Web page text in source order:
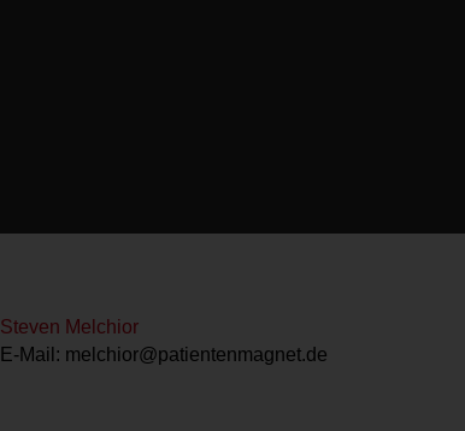
Steven Melchior
E-Mail: melchior@patientenmagnet.de